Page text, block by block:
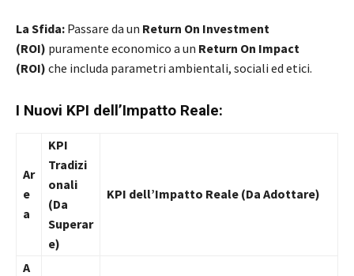
La Sfida: Passare da un Return On Investment
(ROI) puramente economico a un Return On Impact
(ROI) che includa parametri ambientali, sociali ed etici.
I Nuovi KPI dell’Impatto Reale:
Ar
e
a
KPI
Tradizi
onali
(Da
Superar
e)
KPI dell’Impatto Reale (Da Adottare)
A